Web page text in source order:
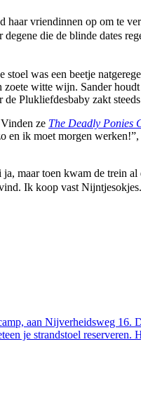
vriendinnen op om te
die de blinde dates
was een beetje
zoete witte wijn. Sander
Plukliefdesbaby zakt
ze The Deadly Ponies
en ik moet morgen
maar toen kwam de trein
Ik koop vast
aan Nijverheidsweg 16.
je strandstoel reserveren.